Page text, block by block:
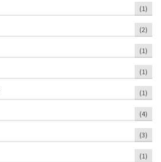
(1)
(2)
(1)
(1)
(1)
(4)
(3)
(1)